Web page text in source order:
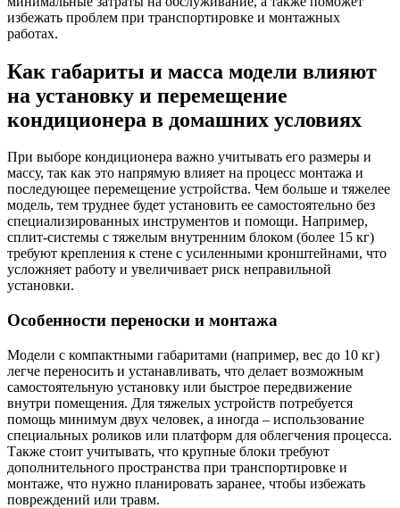
избежать проблем при транспортировке и монтажных
работах.
Как габариты и масса модели влияют
на установку и перемещение
кондиционера в домашних условиях
При выборе кондиционера важно учитывать его размеры и
массу, так как это напрямую влияет на процесс монтажа и
последующее перемещение устройства. Чем больше и тяжелее
модель, тем труднее будет установить ее самостоятельно без
специализированных инструментов и помощи. Например,
сплит-системы с тяжелым внутренним блоком (более 15 кг)
требуют крепления к стене с усиленными кронштейнами, что
усложняет работу и увеличивает риск неправильной
установки.
Особенности переноски и монтажа
Модели с компактными габаритами (например, вес до 10 кг)
легче переносить и устанавливать, что делает возможным
самостоятельную установку или быстрое передвижение
внутри помещения. Для тяжелых устройств потребуется
помощь минимум двух человек, а иногда – использование
специальных роликов или платформ для облегчения процесса.
Также стоит учитывать, что крупные блоки требуют
дополнительного пространства при транспортировке и
монтаже, что нужно планировать заранее, чтобы избежать
повреждений или травм.